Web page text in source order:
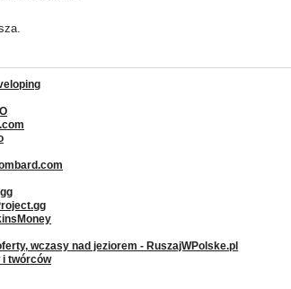
wczasy nad jeziorem - RuszajWPolske.pl
i twórców